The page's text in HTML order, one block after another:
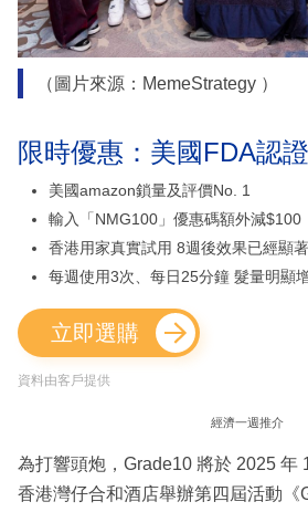
（圖片來源：MemeStrategy ）
限時優惠：美國FDA認
美國amazon鎖量及評價No. 1
輸入「NMG100」優惠碼額外減$100
香港用家真實試用 8週後效果已經顯著
每週使用3次、每日25分鐘 髮量明顯
立即選購
資料由客戶提供
經濟一週推介
為打響頭炮，Grade10 將於 2025 年
香港灣仔合和酒店舉辦第四屆活動《